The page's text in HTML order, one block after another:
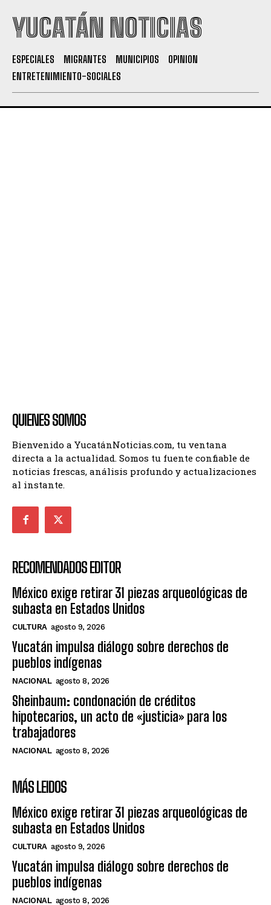
YUCATÁN NOTICIAS
ESPECIALES MIGRANTES MUNICIPIOS
OPINION
ENTRETENIMIENTO-SOCIALES
QUIENES SOMOS
Bienvenido a YucatánNoticias.com, tu ventana
directa a la actualidad. Somos tu fuente confiable de
noticias frescas, análisis profundo y actualizaciones
al instante.
RECOMENDADOS EDITOR
México exige retirar 31 piezas arqueológicas de
subasta en Estados Unidos
CULTURA agosto 9, 2026
Yucatán impulsa diálogo sobre derechos de
pueblos indígenas
NACIONAL agosto 8, 2026
Sheinbaum: condonación de créditos
hipotecarios, un acto de «justicia» para los
trabajadores
NACIONAL agosto 8, 2026
MÁS LEIDOS
México exige retirar 31 piezas arqueológicas de
subasta en Estados Unidos
CULTURA agosto 9, 2026
Yucatán impulsa diálogo sobre derechos de
pueblos indígenas
NACIONAL agosto 8, 2026